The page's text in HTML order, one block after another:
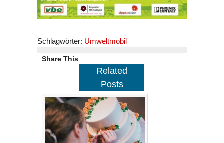
Schlagwörter: Umweltmobil
Share This
Related
Posts